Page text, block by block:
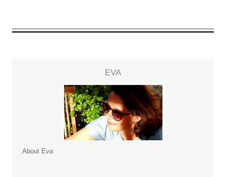
EVA
About Eva